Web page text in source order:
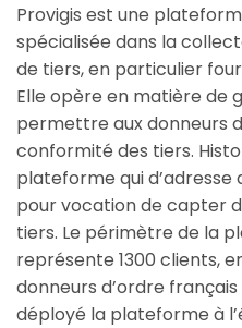
Provigis est une
spécialisée dans la
de tiers, en particulier
Elle opère en matière de
permettre aux donneurs
conformité des tiers.
plateforme qui
pour vocation de capter
tiers. Le périmètre de la
représente 1300 clients,
donneurs d’ordre
déployé la plateforme à